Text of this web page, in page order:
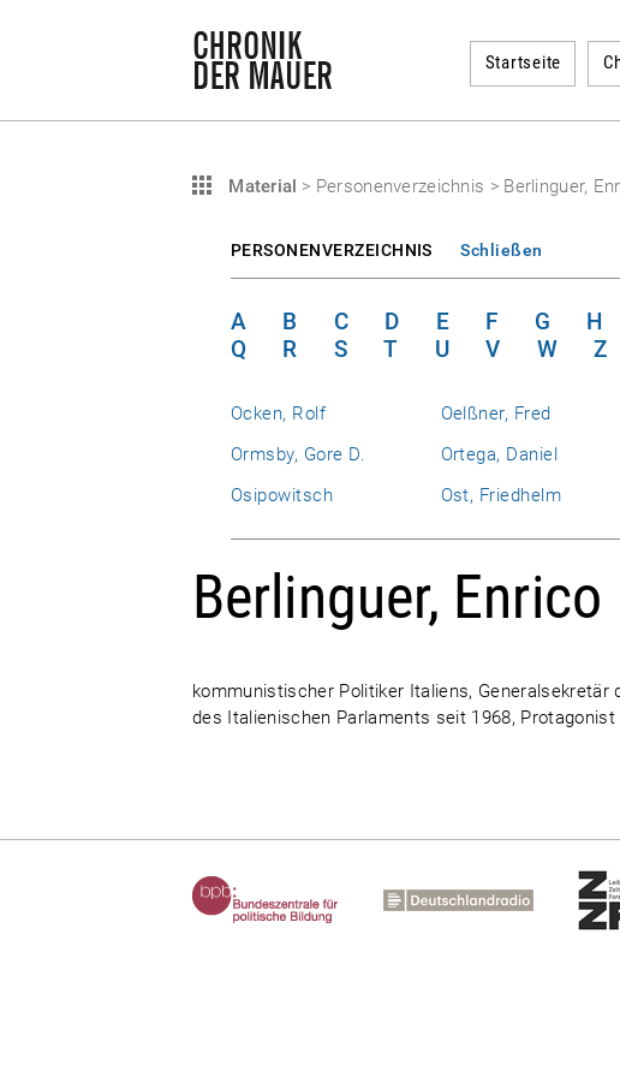
Startseite
Material > Personenverzeichnis > Berlinguer,
PERSONENVERZEICHNIS Schließen
A B C D E F G H
Q
R S T U V W Z
Ocken, Rolf Oelßner, Fred
Ormsby, Gore D.
Ortega, Daniel
Osipowitsch
Ost, Friedhelm
Berlinguer, Enrico
kommunistischer Politiker Italiens,
des Italienischen Parlaments seit 1968,